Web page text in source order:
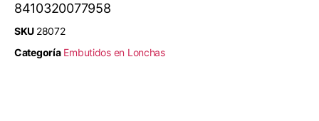
8410320077958
SKU 28072
Categoría Embutidos en Lonchas